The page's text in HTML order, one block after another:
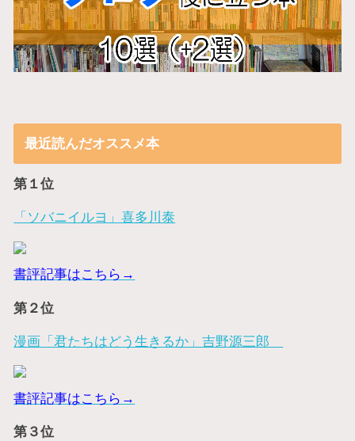
最近読んだオススメ本
第１位
「ソバニイルヨ」喜多川泰
書評記事はこちら→
第２位
漫画「君たちはどう生きるか」吉野源三郎
書評記事はこちら→
第３位